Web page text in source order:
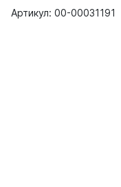
Артикул: 00-00031191